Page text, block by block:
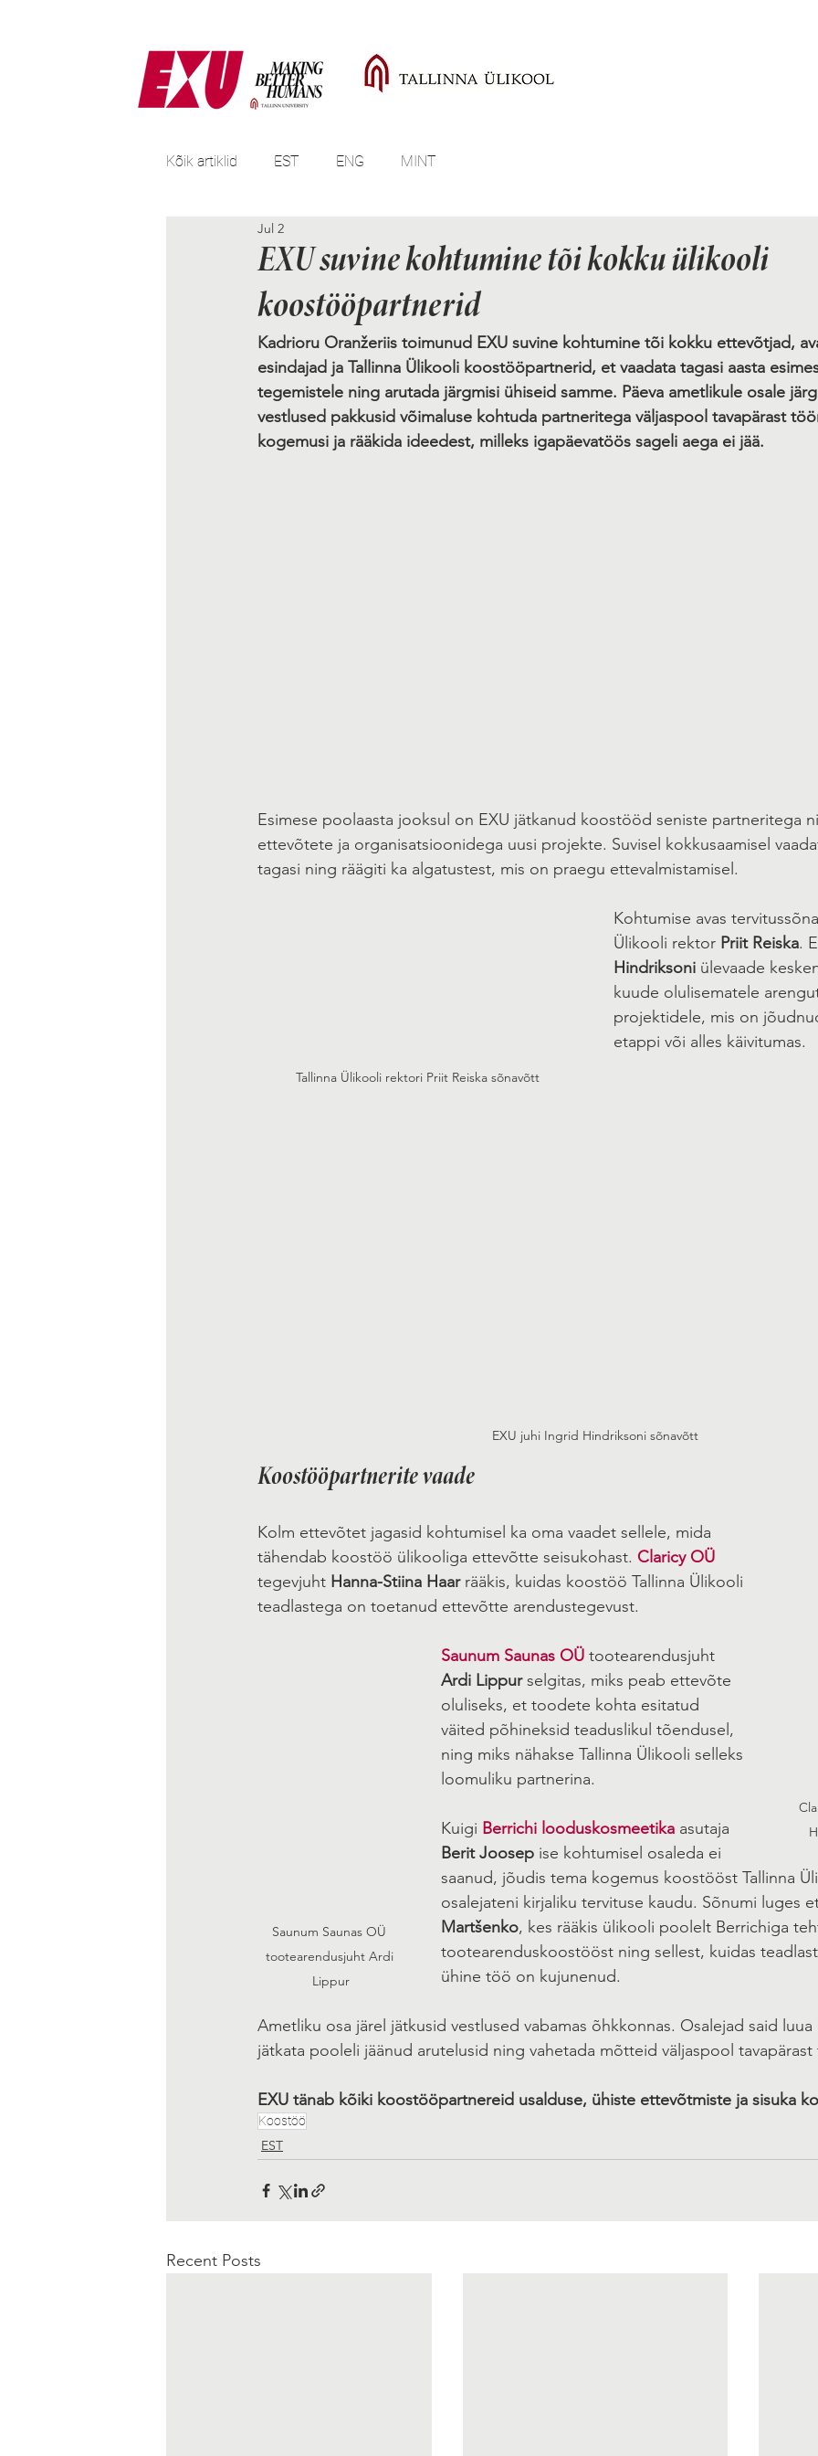
Kõik artiklid EST ENG MINT
EXU suvine kohtumine tõi kokku ülikooli
koostööpartnerid
Jul 2
Kadrioru Oranžeriis toimunud EXU suvine kohtumine tõi kokku ettevõtjad,
esindajad ja Tallinna Ülikooli koostööpartnerid, et vaadata tagasi aasta
tegemistele ning arutada järgmisi ühiseid samme. Päeva ametlikule osale
vestlused pakkusid võimaluse kohtuda partneritega väljaspool tavapärast
kogemusi ja rääkida ideedest, milleks igapäevatöös sageli aega ei jää.
Esimese poolaasta jooksul on EXU jätkanud koostööd seniste partneritega
ettevõtete ja organisatsioonidega uusi projekte. Suvisel kokkusaamisel
tagasi ning räägiti ka algatustest, mis on praegu ettevalmistamisel.
Tallinna Ülikooli rektori Priit Reiska sõnavõtt
Kohtumise avas
Ülikooli rektor Priit Reiska.
Hindriksoni ülevaade
kuude olulisematele
projektidele, mis on
etappi või alles käivitumas.
EXU juhi Ingrid Hindriksoni sõnavõtt
Koostööpartnerite vaade
Kolm ettevõtet jagasid kohtumisel ka oma vaadet sellele, mida
tähendab koostöö ülikooliga ettevõtte seisukohast. Claricy OÜ
tegevjuht Hanna-Stiina Haar rääkis, kuidas koostöö Tallinna Ülikooli
teadlastega on toetanud ettevõtte arendustegevust.
Saunum Saunas OÜ
tootearendusjuht Ardi
Lippur
Saunum Saunas OÜ tootearendusjuht
Ardi Lippur selgitas, miks peab ettevõte
oluliseks, et toodete kohta esitatud
väited põhineksid teaduslikul tõendusel,
ning miks nähakse Tallinna Ülikooli selleks
loomuliku partnerina.
Kuigi Berrichi looduskosmeetika asutaja
Berit Joosep ise kohtumisel osaleda ei
saanud, jõudis tema kogemus koostööst Tallinna
osalejateni kirjaliku tervituse kaudu. Sõnumi luges
Martšenko, kes rääkis ülikooli poolelt Berrichiga
tootearenduskoostööst ning sellest, kuidas
ühine töö on kujunenud.
Ametliku osa järel jätkusid vestlused vabamas õhkkonnas. Osalejad said
jätkata pooleli jäänud arutelusid ning vahetada mõtteid väljaspool
EXU tänab kõiki koostööpartnereid usalduse, ühiste ettevõtmiste ja sisuka
Koostöö
EST
Recent Posts